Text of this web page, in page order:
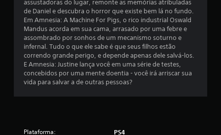
u
m
t
o
t
assustadoras do lugar, remonte as memórias atribuladas
de Daniel e descubra o horror que existe bem lá no fundo.
Em Amnesia: A Machine For Pigs, o rico industrial Oswald
Mandus acorda em sua cama, arrasado por uma febre e
assombrado por sonhos de um mecanismo soturno e
infernal. Tudo o que ele sabe é que seus filhos estão
correndo grande perigo, e depende apenas dele salvá-los.
E Amnesia: Justine lança você em uma série de testes,
concebidos por uma mente doentia - você irá arriscar sua
vida para salvar a de outras pessoas?
Plataforma: PS4